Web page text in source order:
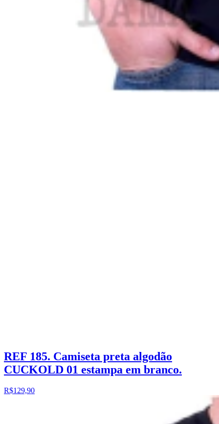
REF 185. Camiseta preta algodão
CUCKOLD 01 estampa em branco.
R$129,90